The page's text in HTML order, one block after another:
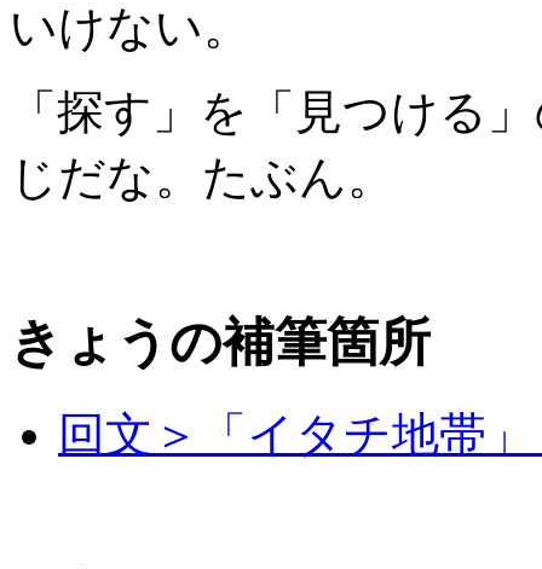
いけない。
「探す」を「見つける
じだな。たぶん。
きょうの補筆箇所
回文＞「イタチ地帯